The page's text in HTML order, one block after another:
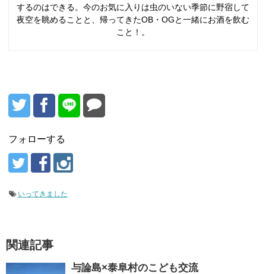
するのはできる。今のお気に入りは虫のいない季節に野宿して
夜空を眺めることと、帰ってきたOB・OGと一緒にお酒を飲む
こと！。
フォローする
いってきました
関連記事
与論島×泰阜村のこども交流